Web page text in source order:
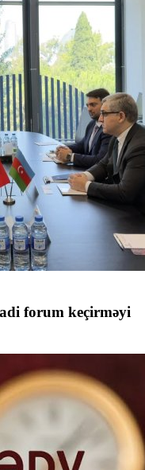
forum keçirməyi